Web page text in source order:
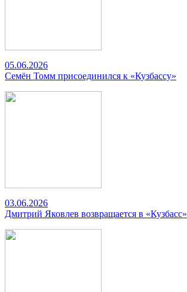
05.06.2026
Семён Томм присоединился к «Кузбассу»
03.06.2026
Дмитрий Яковлев возвращается в «Кузбасс»